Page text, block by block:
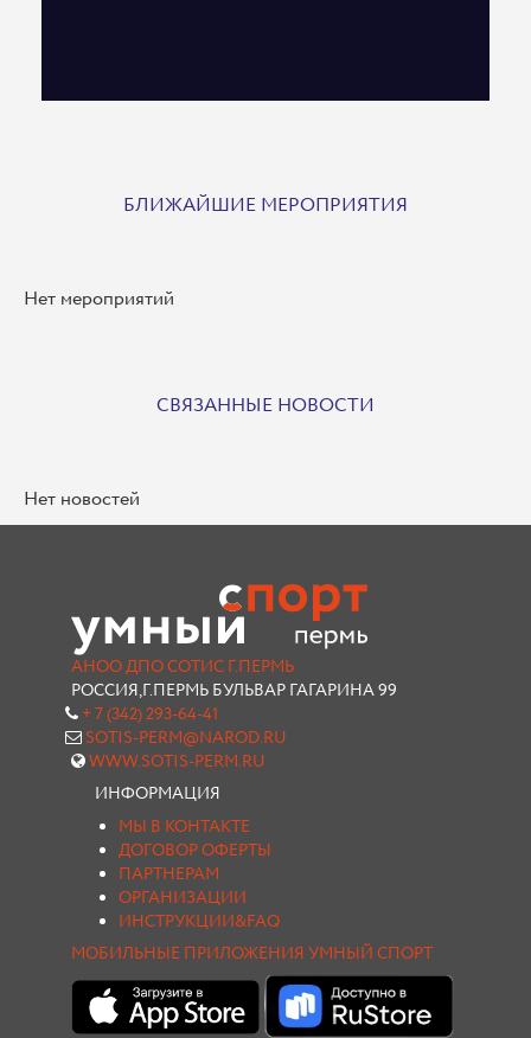
БЛИЖАЙШИЕ МЕРОПРИЯТИЯ
Нет мероприятий
СВЯЗАННЫЕ НОВОСТИ
Нет новостей
АНОО ДПО СОТИС Г.ПЕРМЬ
РОССИЯ,Г.ПЕРМЬ БУЛЬВАР ГАГАРИНА 99
+ 7 (342) 293-64-41
SOTIS-PERM@NAROD.RU
WWW.SOTIS-PERM.RU
ИНФОРМАЦИЯ
МЫ В КОНТАКТЕ
ДОГОВОР ОФЕРТЫ
ПАРТНЕРАМ
ОРГАНИЗАЦИИ
ИНСТРУКЦИИ&FAQ
МОБИЛЬНЫЕ ПРИЛОЖЕНИЯ УМНЫЙ СПОРТ